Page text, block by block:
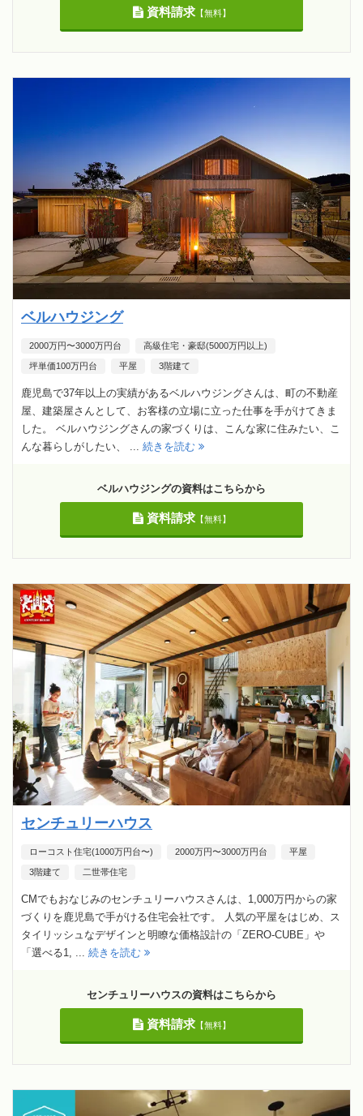
資料請求【無料】
ベルハウジング
2000万円〜3000万円台 高級住宅・豪邸(5000万円以上)
坪単価100万円台 平屋 3階建て
鹿児島で37年以上の実績があるベルハウジングさんは、町の不動産
屋、建築屋さんとして、お客様の立場に立った仕事を手がけてきま
した。 ベルハウジングさんの家づくりは、こんな家に住みたい、こ
んな暮らしがしたい、 ... 続きを読む
ベルハウジングの資料はこちらから
資料請求【無料】
センチュリーハウス
ローコスト住宅(1000万円台〜) 2000万円〜3000万円台 平屋
3階建て 二世帯住宅
CMでもおなじみのセンチュリーハウスさんは、1,000万円からの家
づくりを鹿児島で手がける住宅会社です。 人気の平屋をはじめ、ス
タイリッシュなデザインと明瞭な価格設計の「ZERO-CUBE」や
「選べる1, ... 続きを読む
センチュリーハウスの資料はこちらから
資料請求【無料】